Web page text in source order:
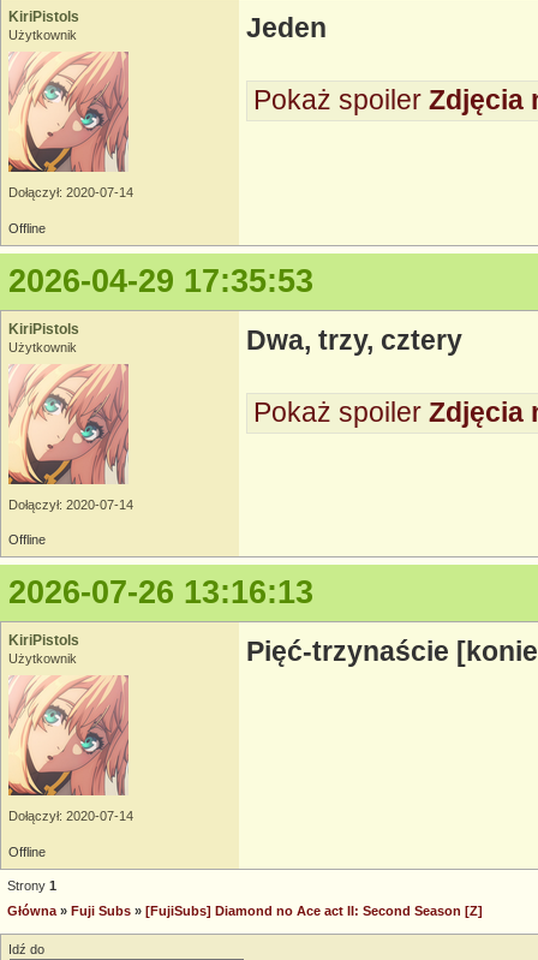
KiriPistols
Użytkownik
Dołączył: 2020-07-14
Jeden
Pokaż spoiler Zdjęcia
Offline
2026-04-29 17:35:53
KiriPistols
Użytkownik
Dołączył: 2020-07-14
Dwa, trzy, cztery
Pokaż spoiler Zdjęcia
Offline
2026-07-26 13:16:13
KiriPistols
Użytkownik
Dołączył: 2020-07-14
Pięć-trzynaście
Offline
Strony 1
Główna » Fuji Subs » [FujiSubs] Diamond no Ace act II: Second Season [Z]
Idź do